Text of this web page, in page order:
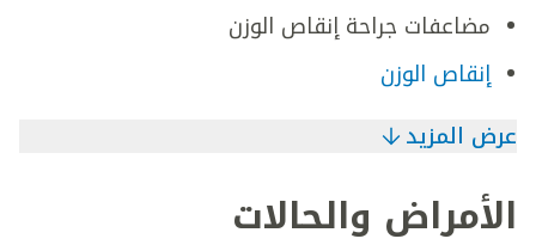
مضاعفات جراحة إنقاص الوزن
إنقاص الوزن
عرض المزيد
الأمراض والحالات